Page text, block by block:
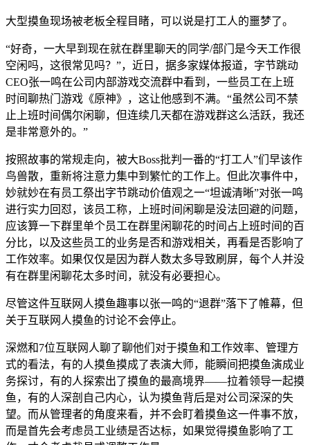
大型摸鱼现场被老板全程目睹，可以说是打工人的噩梦了。
“好奇，一大早到现在就在群里聊天的同学/部门是今天工作很
空闲吗，这很常见吗？”，近日，据多家媒体报道，字节跳动
CEO张一鸣在公司内部游戏交流群中看到，一些员工在上班
时间聊热门游戏《原神》，这让他感到不满。“虽然公司不禁
止上班时间偶尔闲聊，但连续几天都在游戏群这么活跃，我还
是非常意外的。”
按照故事的常规走向，被大Boss批判一番的“打工人”们早该作
鸟兽散，重新将注意力集中到繁忙的工作上。但此次事件中，
妙就妙在有员工祭出字节跳动价值观之一“坦诚清晰”对张一鸣
进行实力回怼，该员工称，上班时间闲聊是没法回避的问题，
应该算一下群里单个员工在群里闲聊花的时间占上班时间的百
分比，以及这些员工的业务是否和游戏相关，再看是否影响了
工作效率。如果仅仅是因为群人数太多导致刷屏，每个人并没
有在群里闲聊花太多时间，就没有必要担心。
尽管这件互联网人摸鱼趣事以张一鸣的“退群”落下了帷幕，但
关于互联网人摸鱼的讨论不会停止。
深燃和7位互联网人聊了聊他们对于摸鱼和工作效率、管理方
式的看法，有的人摸鱼摸成了表演大师，能瞬间把摸鱼演成业
务探讨，有的人探索出了摸鱼的最高境界——拉着领导一起摸
鱼，有的人深剖自己内心，认为摸鱼背后是对公司深深的失
望。而从管理者的角度来看，并不会盯着摸鱼这一件事不放，
而是首先会考虑员工业绩是否达标，如果觉得摸鱼影响了工